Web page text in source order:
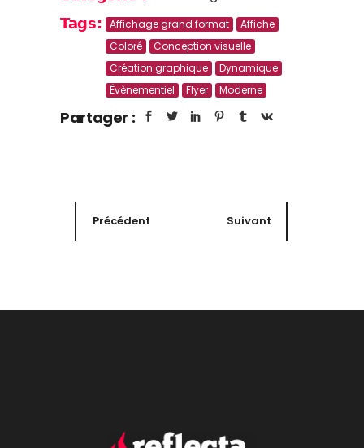
Tags: Affichage grand format
Affiche
Coloré
Conception visuelle
Création graphique
Dynamique
Évènementiel
Flyer Moderne
Partager :
Précédent Suivant